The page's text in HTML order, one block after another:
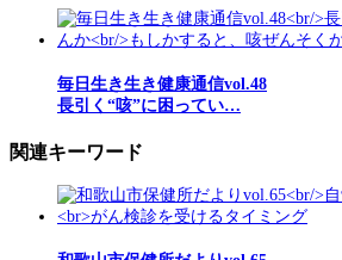
毎日生き生き健康通信vol.48
長引く“咳”に困ってい…
関連キーワード